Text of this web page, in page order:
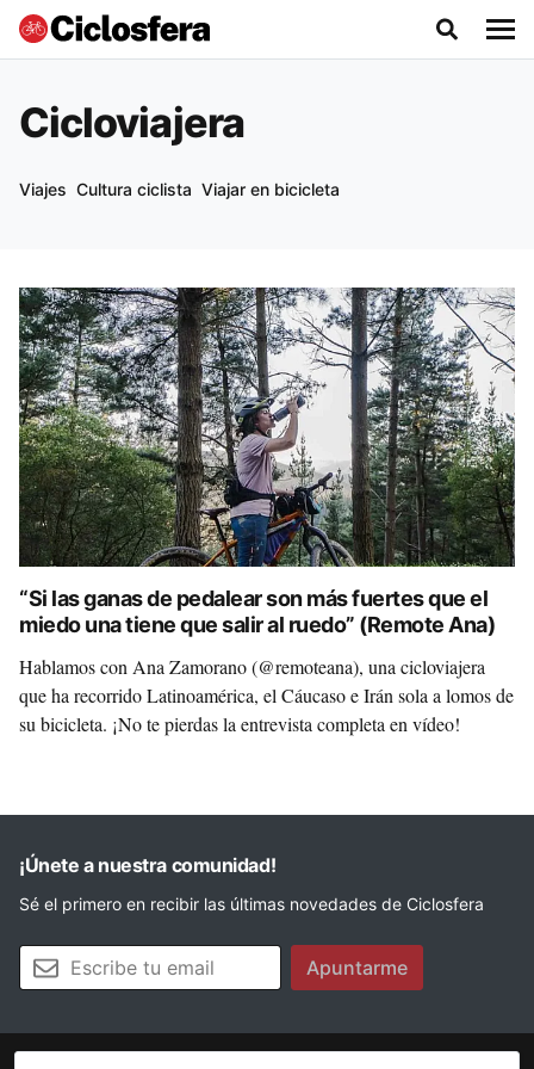
Cicloviajera
Viajes Cultura ciclista Viajar en bicicleta
“Si las ganas de pedalear son más fuertes que el
miedo una tiene que salir al ruedo” (Remote Ana)
Hablamos con Ana Zamorano (@remoteana), una cicloviajera
que ha recorrido Latinoamérica, el Cáucaso e Irán sola a lomos de
su bicicleta. ¡No te pierdas la entrevista completa en vídeo!
¡Únete a nuestra comunidad!
Sé el primero en recibir las últimas novedades de Ciclosfera
Tu email Apuntarme